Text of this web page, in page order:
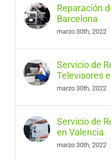
Reparación
Barcelona
marzo 30th, 2022
Servicio de
Televisores
marzo 30th, 2022
Servicio de
en Valencia
marzo 30th, 2022